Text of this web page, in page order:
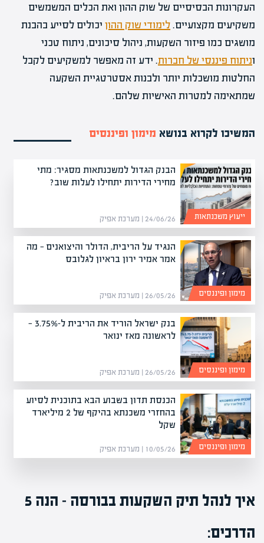
העקרונות הבסיסיים של שוק ההון ואת הכלים המשמשים
משקיעים מקצועיים.לימודי שוק ההון יכולים לסייע בהבנת
מושגים כמו פיזור השקעות, ניהול סיכונים, ניתוח טכני
וניתוח פיננסי של חברות. ידע זה מאפשר למשקיעים לקבל
החלטות מושכלות יותר ולבנות אסטרטגיית השקעה
שמתאימה למטרות האישיות שלהם.
המשיכו לקרוא בנושא מימון ופיננסים
הבנק הגדול למשכנתאות מסגיר: מתי
מחירי הדירות יתחילו לעלות שוב?
24/06/26 | מערכת אפיק ייעוץ משכנתאות
הנגיד על הריבית, הדולר והיצואנים — מה
אמר אמיר ירון בראיון לגלובס
26/05/26 | מערכת אפיק מימון ופיננסים
בנק ישראל הוריד את הריבית ל-3.75% —
לראשונה מאז ינואר
26/05/26 | מערכת אפיק מימון ופיננסים
הכנסת תדון בשבוע הבא בתוכנית לסיוע
בהחזרי משכנתא בהיקף של 2 מיליארד
שקל
10/05/26 | מערכת אפיק מימון ופיננסים
איך לנהל תיק השקעות בבורסה – הנה 5
הדרכים: